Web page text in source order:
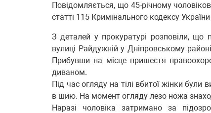
Повідомляється, що 45-річному
статті 115 Кримінального кодексу
З деталей у прокуратурі розповіли, що
вулиці Райдужній у Дніпровському
Прибувши на місце пришестя
диваном.
Під час огляду на тілі вбитої жінки були
в шию. На момент огляду лезо ножа
Наразі чоловіка затримано за